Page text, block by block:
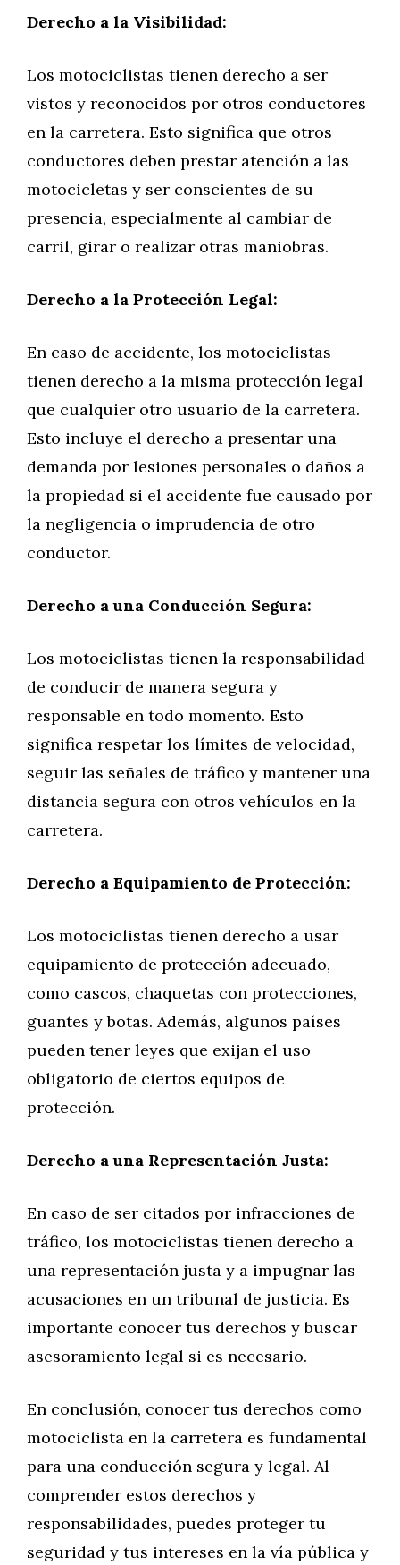
Derecho a la Visibilidad:
Los motociclistas tienen derecho a ser
vistos y reconocidos por otros conductores
en la carretera. Esto significa que otros
conductores deben prestar atención a las
motocicletas y ser conscientes de su
presencia, especialmente al cambiar de
carril, girar o realizar otras maniobras.
Derecho a la Protección Legal:
En caso de accidente, los motociclistas
tienen derecho a la misma protección legal
que cualquier otro usuario de la carretera.
Esto incluye el derecho a presentar una
demanda por lesiones personales o daños a
la propiedad si el accidente fue causado por
la negligencia o imprudencia de otro
conductor.
Derecho a una Conducción Segura:
Los motociclistas tienen la responsabilidad
de conducir de manera segura y
responsable en todo momento. Esto
significa respetar los límites de velocidad,
seguir las señales de tráfico y mantener una
distancia segura con otros vehículos en la
carretera.
Derecho a Equipamiento de Protección:
Los motociclistas tienen derecho a usar
equipamiento de protección adecuado,
como cascos, chaquetas con protecciones,
guantes y botas. Además, algunos países
pueden tener leyes que exijan el uso
obligatorio de ciertos equipos de
protección.
Derecho a una Representación Justa:
En caso de ser citados por infracciones de
tráfico, los motociclistas tienen derecho a
una representación justa y a impugnar las
acusaciones en un tribunal de justicia. Es
importante conocer tus derechos y buscar
asesoramiento legal si es necesario.
En conclusión, conocer tus derechos como
motociclista en la carretera es fundamental
para una conducción segura y legal. Al
comprender estos derechos y
responsabilidades, puedes proteger tu
seguridad y tus intereses en la vía pública y